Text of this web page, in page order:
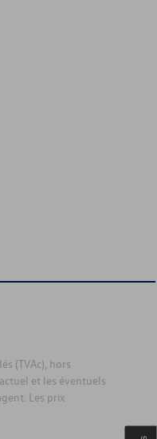
(TVAc), hors
et les éventuels
Les prix